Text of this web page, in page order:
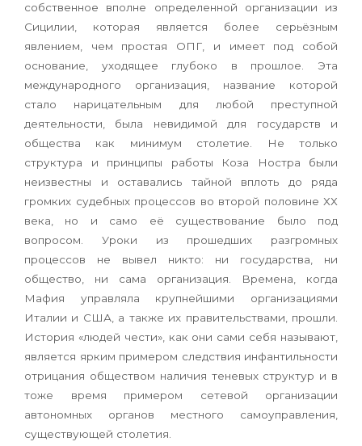
собственное вполне определенной организации из
Сицилии, которая является более серьёзным
явлением, чем простая ОПГ, и имеет под собой
основание, уходящее глубоко в прошлое. Эта
международного организация, название которой
стало нарицательным для любой преступной
деятельности, была невидимой для государств и
общества как минимум столетие. Не только
структура и принципы работы Коза Ностра были
неизвестны и оставались тайной вплоть до ряда
громких судебных процессов во второй половине ХХ
века, но и само её существование было под
вопросом. Уроки из прошедших разгромных
процессов не вывел никто: ни государства, ни
общество, ни сама организация. Времена, когда
Мафия управляла крупнейшими организациями
Италии и США, а также их правительствами, прошли.
История «людей чести», как они сами себя называют,
является ярким примером следствия инфантильности
отрицания обществом наличия теневых структур и в
тоже время примером сетевой организации
автономных органов местного самоуправления,
существующей столетия.